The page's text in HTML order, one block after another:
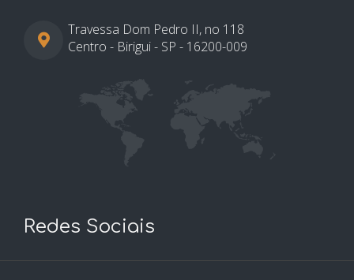
Travessa Dom Pedro II, no 118
Centro - Birigui - SP - 16200-009
Redes Sociais